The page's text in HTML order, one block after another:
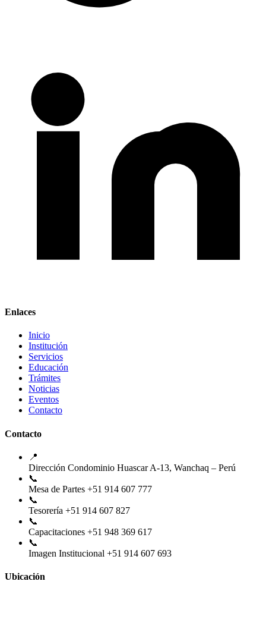
Enlaces
Inicio
Institución
Servicios
Educación
Trámites
Noticias
Eventos
Contacto
Contacto
📍
Dirección Condominio Huascar A-13, Wanchaq – Perú
📞
Mesa de Partes +51 914 607 777
📞
Tesorería +51 914 607 827
📞
Capacitaciones +51 948 369 617
📞
Imagen Institucional +51 914 607 693
Ubicación